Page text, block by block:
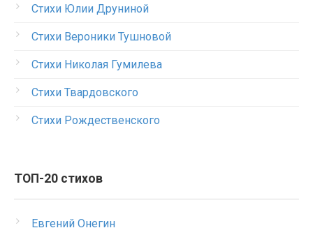
Стихи Юлии Друниной
Стихи Вероники Тушновой
Стихи Николая Гумилева
Стихи Твардовского
Стихи Рождественского
ТОП-20 стихов
Евгений Онегин